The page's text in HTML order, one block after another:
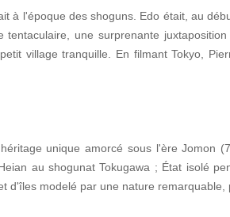
à l'époque des shoguns. Edo était, au
tentaculaire, une surprenante
village tranquille. En filmant Tokyo,
unique amorcé sous l'ère Jomon
au shogunat Tokugawa ; État isolé
d'îles modelé par une nature remarquable,